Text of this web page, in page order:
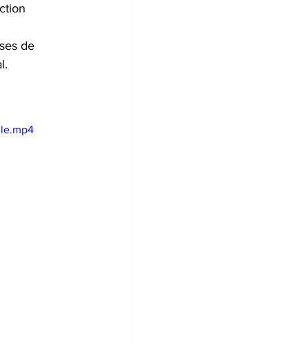
de